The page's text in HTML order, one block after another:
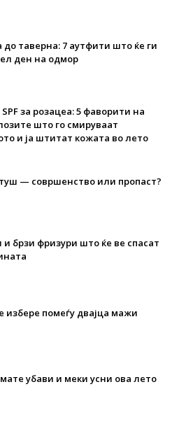
таверна: 7 аутфити што ќе ги
ден на одмор
за розацеа: 5 фаворити на
што го смируваат
и ја штитат кожата во лето
— совршенство или пропаст?
и брзи фризури што ќе ве спасат
избере помеѓу двајца мажи
убави и меки усни ова лето